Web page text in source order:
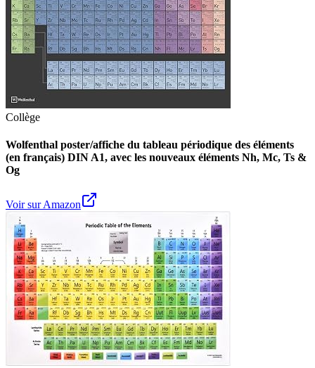
Collège
Wolfenthal poster/affiche du tableau périodique des éléments
(en français) DIN A1, avec les nouveaux éléments Nh, Mc, Ts &
Og
Voir sur Amazon